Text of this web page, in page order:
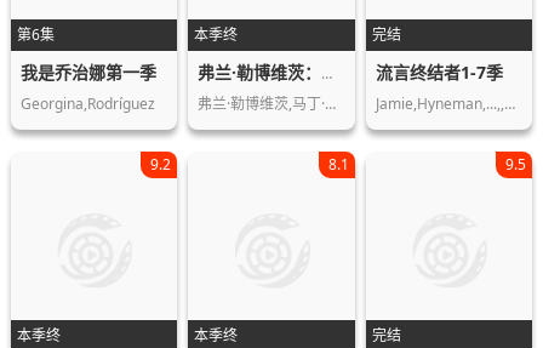
第6集
我是乔治娜第一季
Georgina,Rodríguez
本季终
弗兰·勒博维茨：假装我们在城市第一季
弗兰·勒博维茨,马丁·斯科塞斯,Mich…
完结
流言终结者1-7季
Jamie,Hyneman,...,,Host,Adam,Savage,…
本季终
9.2
本季终
8.1
完结
9.5